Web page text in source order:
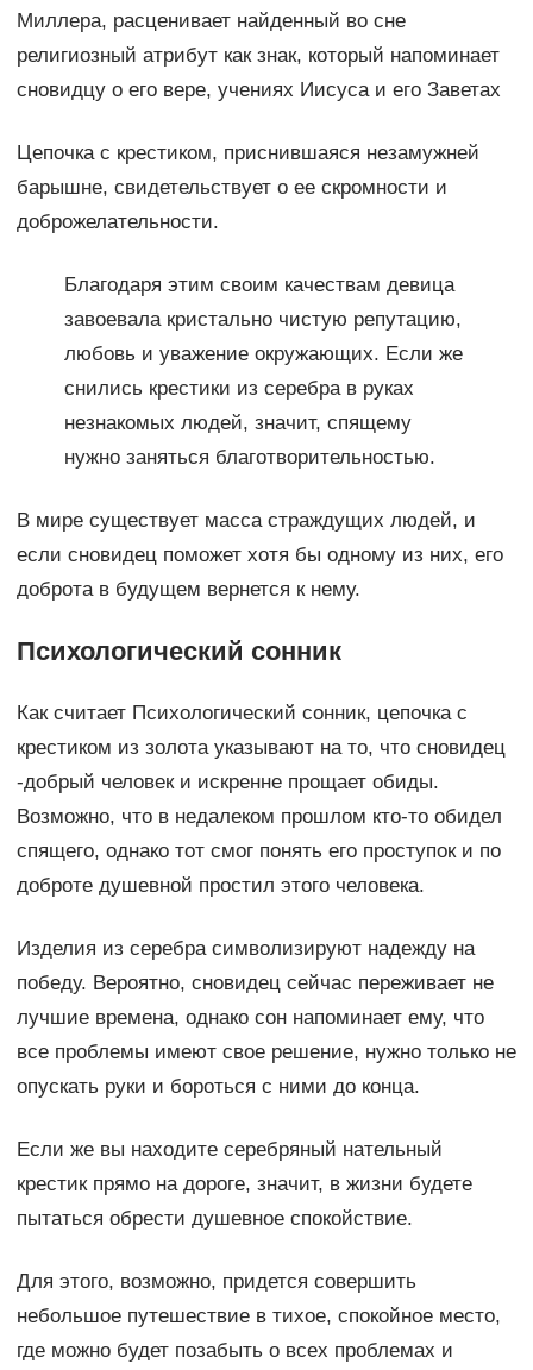
Миллера, расценивает найденный во сне
религиозный атрибут как знак, который напоминает
сновидцу о его вере, учениях Иисуса и его Заветах
Цепочка с крестиком, приснившаяся незамужней
барышне, свидетельствует о ее скромности и
доброжелательности.
Благодаря этим своим качествам девица
завоевала кристально чистую репутацию,
любовь и уважение окружающих. Если же
снились крестики из серебра в руках
незнакомых людей, значит, спящему
нужно заняться благотворительностью.
В мире существует масса страждущих людей, и
если сновидец поможет хотя бы одному из них, его
доброта в будущем вернется к нему.
Психологический сонник
Как считает Психологический сонник, цепочка с
крестиком из золота указывают на то, что сновидец
-добрый человек и искренне прощает обиды.
Возможно, что в недалеком прошлом кто-то обидел
спящего, однако тот смог понять его проступок и по
доброте душевной простил этого человека.
Изделия из серебра символизируют надежду на
победу. Вероятно, сновидец сейчас переживает не
лучшие времена, однако сон напоминает ему, что
все проблемы имеют свое решение, нужно только не
опускать руки и бороться с ними до конца.
Если же вы находите серебряный нательный
крестик прямо на дороге, значит, в жизни будете
пытаться обрести душевное спокойствие.
Для этого, возможно, придется совершить
небольшое путешествие в тихое, спокойное место,
где можно будет позабыть о всех проблемах и